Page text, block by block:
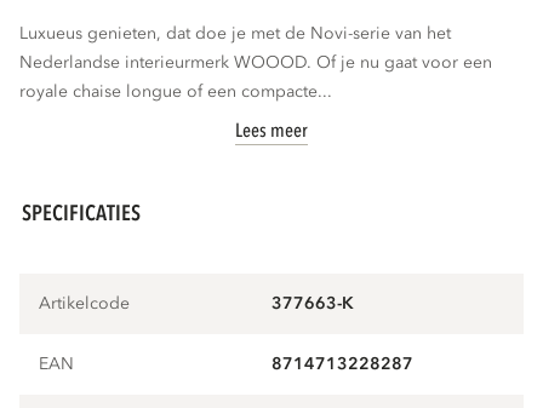
Luxueus genieten, dat doe je met de Novi-serie van het
Nederlandse interieurmerk WOOOD. Of je nu gaat voor een
royale chaise longue of een compacte...
Lees meer
SPECIFICATIES
Artikelcode 377663-K
EAN 8714713228287